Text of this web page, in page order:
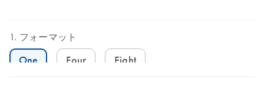
フォーマット
One Four Eight